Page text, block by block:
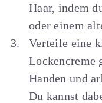
Haar, indem
oder einem
Verteile eine
Lockencreme
Handen und
Du kannst